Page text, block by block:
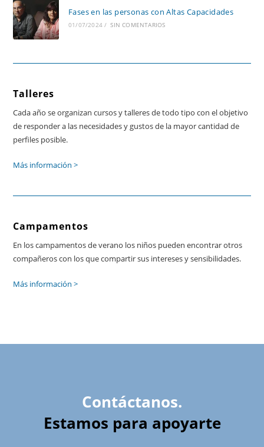
Fases en las personas con Altas Capacidades
01/07/2024 / SIN COMENTARIOS
Talleres
Cada año se organizan cursos y talleres de todo tipo con el objetivo
de responder a las necesidades y gustos de la mayor cantidad de
perfiles posible.
Más información >
Campamentos
En los campamentos de verano los niños pueden encontrar otros
compañeros con los que compartir sus intereses y sensibilidades.
Más información >
Contáctanos.
Estamos para apoyarte